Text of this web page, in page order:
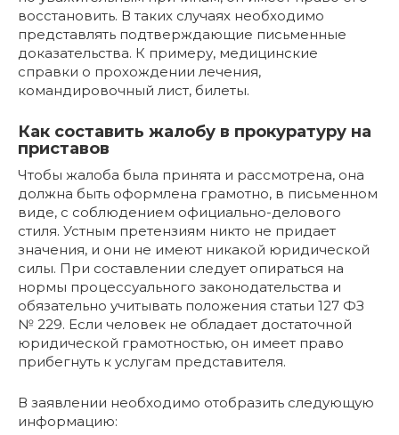
восстановить. В таких случаях необходимо
представлять подтверждающие письменные
доказательства. К примеру, медицинские
справки о прохождении лечения,
командировочный лист, билеты.
Как составить жалобу в прокуратуру на
приставов
Чтобы жалоба была принята и рассмотрена, она
должна быть оформлена грамотно, в письменном
виде, с соблюдением официально-делового
стиля. Устным претензиям никто не придает
значения, и они не имеют никакой юридической
силы. При составлении следует опираться на
нормы процессуального законодательства и
обязательно учитывать положения статьи 127 ФЗ
№ 229. Если человек не обладает достаточной
юридической грамотностью, он имеет право
прибегнуть к услугам представителя.
В заявлении необходимо отобразить следующую
информацию: